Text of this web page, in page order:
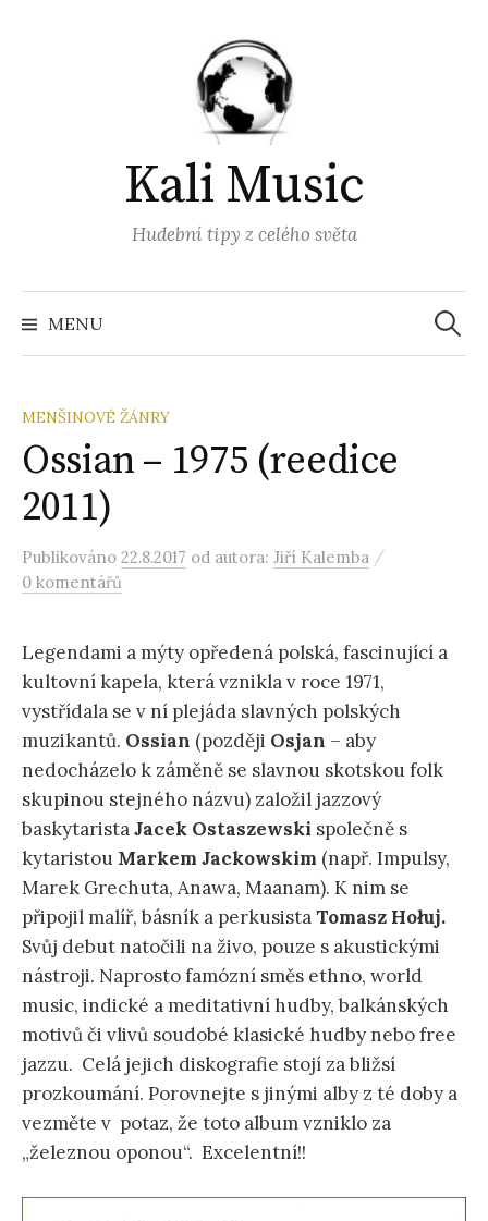
Kali Music
Hudební tipy z celého světa
MENU
MENŠINOVÉ ŽÁNRY
Ossian – 1975 (reedice
2011)
Publikováno 22.8.2017 od autora: Jiří Kalemba /
0 komentářů
Legendami a mýty opředená polská, fascinující a
kultovní kapela, která vznikla v roce 1971,
vystřídala se v ní plejáda slavných polských
muzikantů. Ossian (později Osjan – aby
nedocházelo k záměně se slavnou skotskou folk
skupinou stejného názvu) založil jazzový
baskytaristaJacek Ostaszewski společně s
kytaristou Markem Jackowskim (např. Impulsy,
Marek Grechuta, Anawa, Maanam). K nim se
připojil malíř, básník a perkusistaTomasz Hołuj.
Svůj debut natočili na živo, pouze s akustickými
nástroji. Naprosto famózní směs ethno, world
music, indické a meditativní hudby, balkánských
motivů či vlivů soudobé klasické hudby nebo free
jazzu. Celá jejich diskografie stojí za bližsí
prozkoumání. Porovnejte s jinými alby z té doby a
vezměte v potaz, že toto album vzniklo za
„železnou oponou“. Excelentní!!